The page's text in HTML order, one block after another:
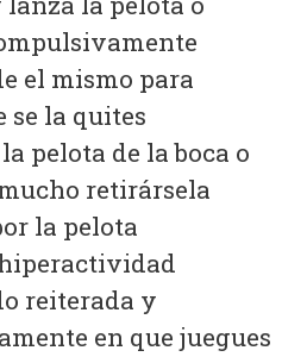
el mismo para
se la quites
pelota de la boca o
retirársela
la pelota
reiterada y
en que juegues